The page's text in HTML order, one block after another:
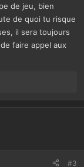
de jeu, bien
de quoi tu risque
il sera toujours
faire appel aux
#3